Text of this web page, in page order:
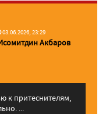
03.06.2026, 23:29
Акбаров
к притеснителям,
...